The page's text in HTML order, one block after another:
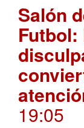
Salón
Futbol:
19:05